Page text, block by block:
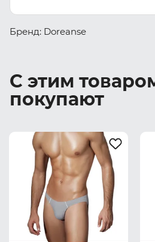
Бренд: Doreanse
С этим
покупают